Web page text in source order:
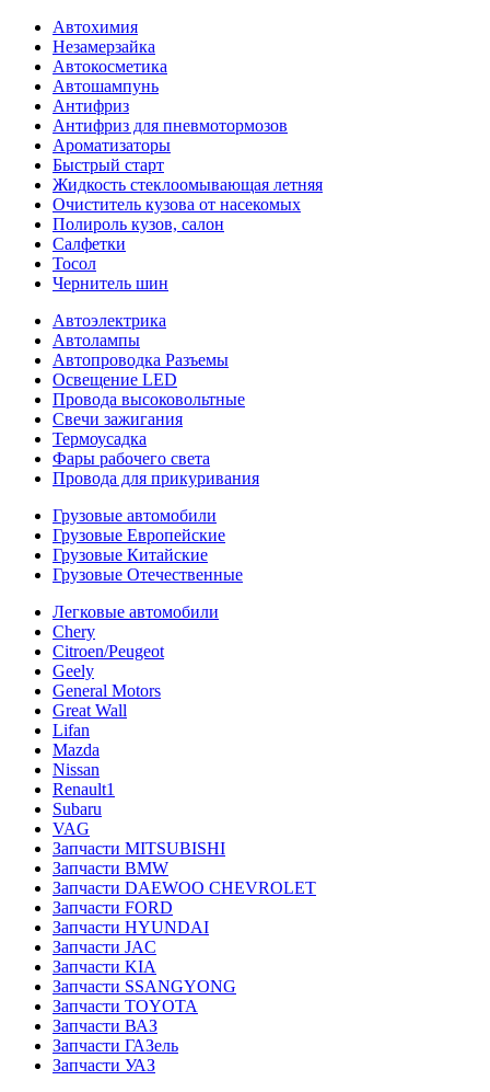
Автохимия
Незамерзайка
Автокосметика
Автошампунь
Антифриз
Антифриз для пневмотормозов
Ароматизаторы
Быстрый старт
Жидкость стеклоомывающая летняя
Очиститель кузова от насекомых
Полироль кузов, салон
Салфетки
Тосол
Чернитель шин
Автоэлектрика
Автолампы
Автопроводка Разъемы
Освещение LED
Провода высоковольтные
Свечи зажигания
Термоусадка
Фары рабочего света
Провода для прикуривания
Грузовые автомобили
Грузовые Европейские
Грузовые Китайские
Грузовые Отечественные
Легковые автомобили
Chery
Citroen/Peugeot
Geely
General Motors
Great Wall
Lifan
Mazda
Nissan
Renault1
Subaru
VAG
Запчасти MITSUBISHI
Запчасти BMW
Запчасти DAEWOO CHEVROLET
Запчасти FORD
Запчасти HYUNDAI
Запчасти JAC
Запчасти KIA
Запчасти SSANGYONG
Запчасти TOYOTA
Запчасти ВАЗ
Запчасти ГАЗель
Запчасти УАЗ